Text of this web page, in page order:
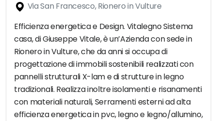
Via San Francesco, Rionero in Vulture
Efficienza energetica e Design. Vitalegno Sistema
casa, di Giuseppe Vitale, è un’Azienda con sede in
Rionero in Vulture, che da anni si occupa di
progettazione di immobili sostenibili realizzati con
pannelli strutturali X-lam e di strutture in legno
tradizionali. Realizza inoltre isolamenti e risanamenti
con materiali naturali, Serramenti esterni ad alta
efficienza energetica in pvc, legno e legno/allumino,